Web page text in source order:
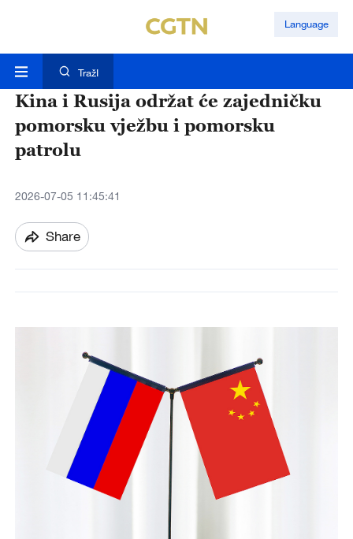
Language
TražI
Kina i Rusija održat će zajedničku
pomorsku vježbu i pomorsku
patrolu
2026-07-05 11:45:41
Share